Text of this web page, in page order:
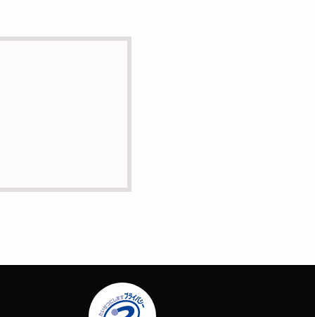
はありません。
務委託の目的で委託す
追加または削除・利用
する個人情報は一切含ま